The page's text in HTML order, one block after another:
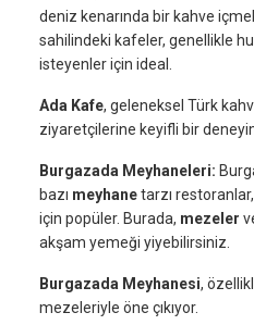
deniz kenarında bir kahve
sahilindeki kafeler, genellikle
isteyenler için ideal.
Ada Kafe, geleneksel Türk
ziyaretçilerine keyifli bir
Burgazada Meyhaneleri:
bazı meyhanetarzı
için popüler. Burada, mezeler
akşam yemeği yiyebilirsiniz.
Burgazada Meyhanesi,
mezeleriyle öne çıkıyor.